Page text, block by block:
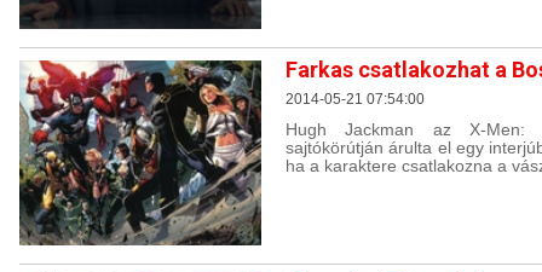
Farkas csatlakozhat a
2014-05-21 07:54:00
Hugh Jackman az X-Men:
sajtókörútján árulta el egy
ha a karaktere csatlakozna a